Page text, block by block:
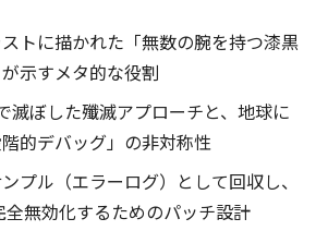
トに描かれた「無数の腕を持つ漆黒
示すメタ的な役割
滅ぼした殲滅アプローチと、地球に
的デバッグ」の非対称性
プル（エラーログ）として回収し、
全無効化するためのパッチ設計